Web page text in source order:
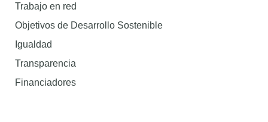
Trabajo en red
Objetivos de Desarrollo Sostenible
Igualdad
Transparencia
Financiadores